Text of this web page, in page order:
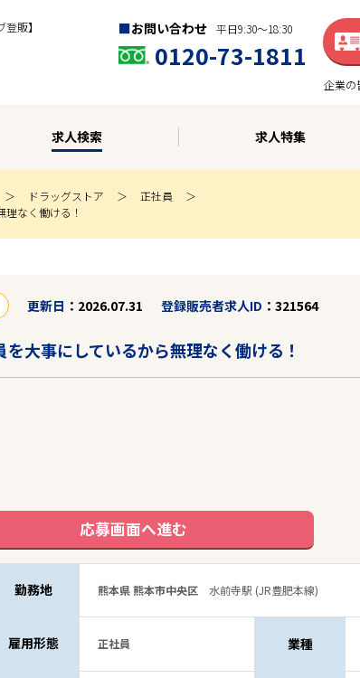
販】 お問い合わせ 平日9:30〜18:30
0120-73-1811
企業の
求人検索 求人特集
ドラッグストア
正社員
理なく働ける！
更新日 2026.07.31 登録販売者求人ID 321564
大事にしているから無理なく働ける！
応募画面へ進む
勤務地 熊本県 熊本市中央区 水前寺駅 (JR豊肥本線)
雇用形態 正社員 業種